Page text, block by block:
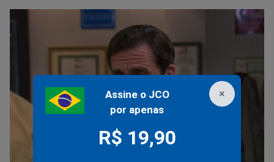
×
Assine o JCO
por apenas
R$ 19,90